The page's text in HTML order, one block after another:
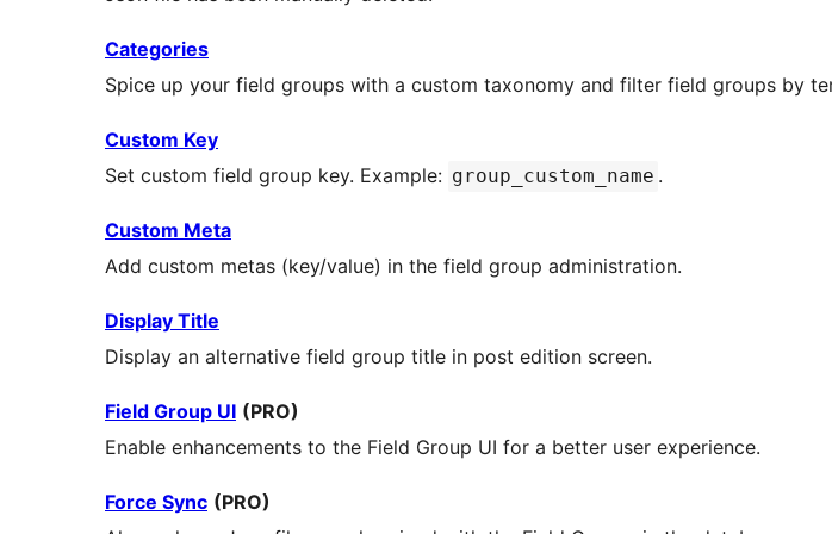
Categories
Spice up your field groups with a custom taxonomy and filter field groups by
Custom Key
Set custom field group key. Example: group_custom_name .
Custom Meta
Add custom metas (key/value) in the field group administration.
Display Title
Display an alternative field group title in post edition screen.
Field Group UI (PRO)
Enable enhancements to the Field Group UI for a better user experience.
Force Sync (PRO)